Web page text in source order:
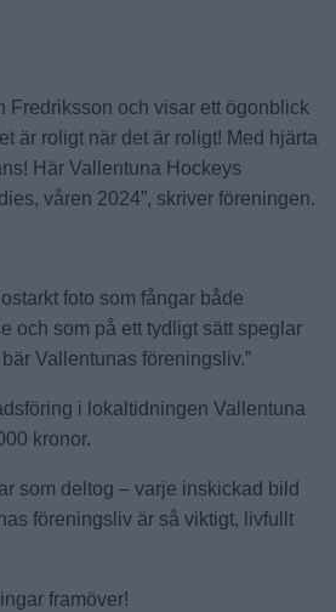
Fredriksson och visar ett ögonblick
är roligt när det är roligt! Med hjärta
Här Vallentuna Hockeys
våren 2024”, skriver föreningen.
foto som fångar både
och som på ett tydligt sätt speglar
Vallentunas föreningsliv.”
i lokaltidningen Vallentuna
kronor.
som deltog – varje inskickad bild
föreningsliv är så viktigt, livfullt
framöver!